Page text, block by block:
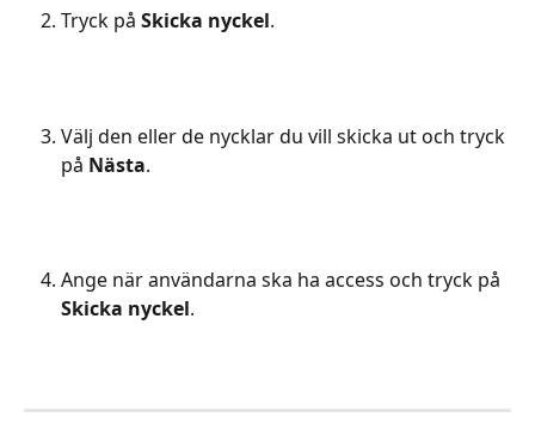
Tryck på Skicka nyckel.
Välj den eller de nycklar du vill skicka ut och tryck
på Nästa.
Ange när användarna ska ha access och tryck på
Skicka nyckel.